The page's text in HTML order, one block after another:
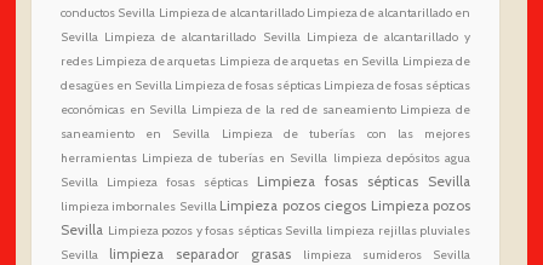
conductos Sevilla Limpieza de alcantarillado Limpieza de alcantarillado en
Sevilla Limpieza de alcantarillado Sevilla Limpieza de alcantarillado y
redes Limpieza de arquetas Limpieza de arquetas en Sevilla Limpieza de
desagües en Sevilla Limpieza de fosas sépticas Limpieza de fosas sépticas
económicas en Sevilla Limpieza de la red de saneamiento Limpieza de
saneamiento en Sevilla
Limpieza de tuberías con las mejores
herramientas Limpieza de tuberías en Sevilla limpieza depósitos agua
Sevilla
Limpieza fosas sépticas Limpieza fosas sépticas Sevilla
limpieza imbornales Sevilla Limpieza pozos ciegos Limpieza pozos
Sevilla Limpieza pozos y fosas sépticas Sevilla limpieza rejillas pluviales
Sevilla
limpieza separador grasas limpieza sumideros Sevilla